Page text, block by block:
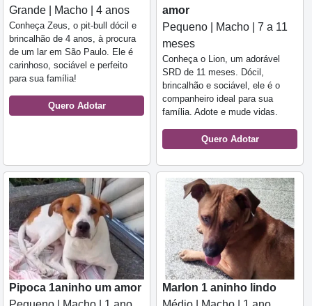
Grande | Macho | 4 anos
Conheça Zeus, o pit-bull dócil e
brincalhão de 4 anos, à procura
de um lar em São Paulo. Ele é
carinhoso, sociável e perfeito
para sua família!
Quero Adotar
amor
Pequeno | Macho | 7 a 11
meses
Conheça o Lion, um adorável
SRD de 11 meses. Dócil,
brincalhão e sociável, ele é o
companheiro ideal para sua
família. Adote e mude vidas.
Quero Adotar
Pipoca 1aninho um amor
Marlon 1 aninho lindo